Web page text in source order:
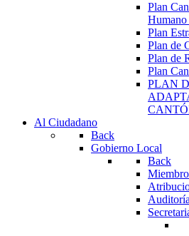
Plan
Plan
Plan de
Plan de
Plan
PLAN
Al Ciudadano
Back
Gobierno Local
Back